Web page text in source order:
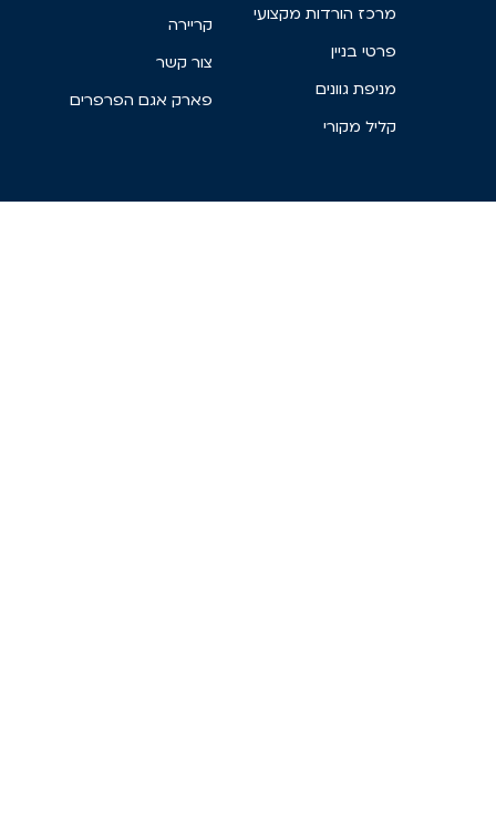
אתר זה עושה שימוש בקבצי עוגיות (COOKIES) וכלים נוספים
מרכז הורדות מקצועי
פרטי בניין
מניפת גוונים
קליל מקורי
קריירה
צור קשר
פארק אגם הפרפרים